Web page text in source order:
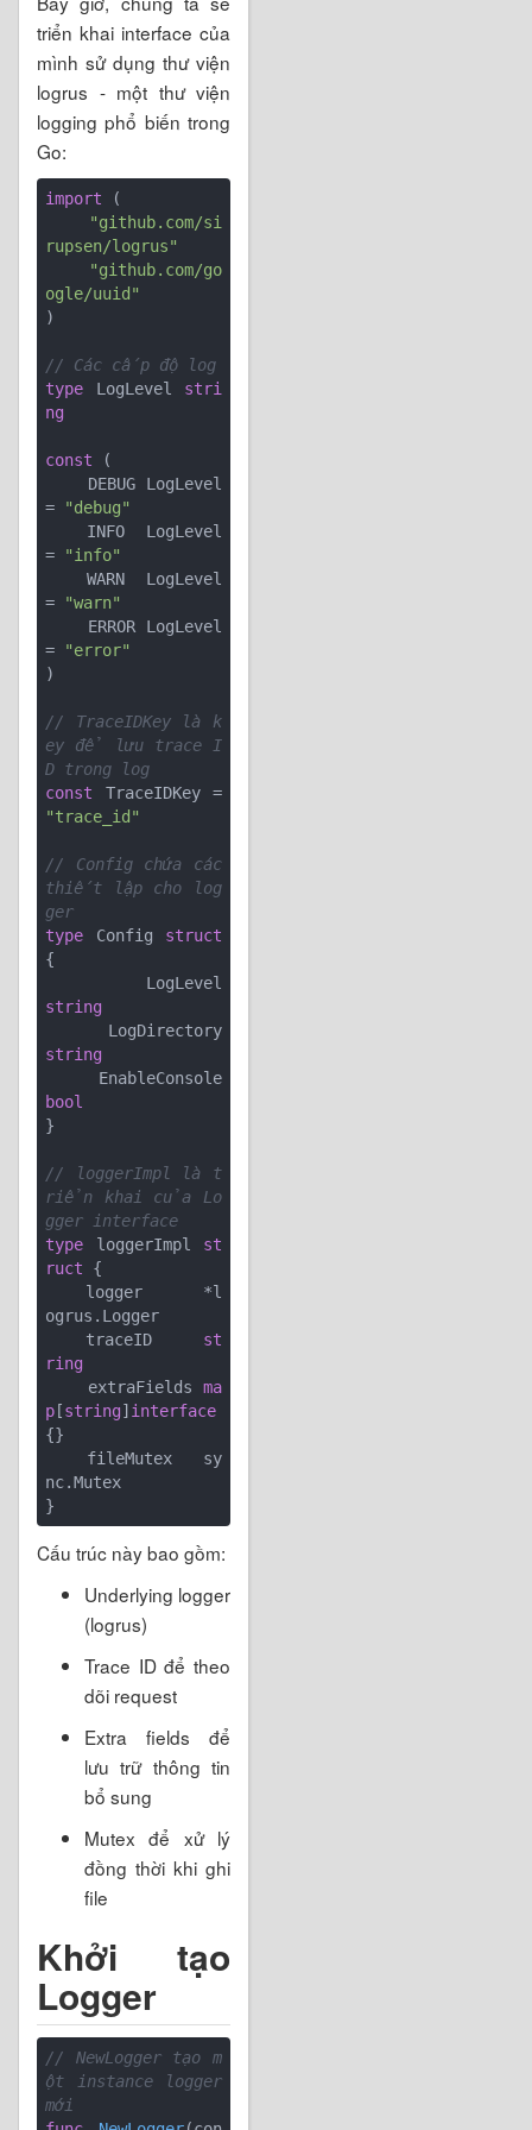
triển khai interface của
mình sử dụng thư viện
logrus - một thư viện
logging phổ biến trong
Go:
import (
"github.com/si
rupsen/logrus"
"github.com/go
ogle/uuid"
)
// Các cấp độ log
type LogLevel stri
ng
const (
=
"debug"
=
"info"
    WARN  LogLevel
=
"warn"
=
"error"
)
// TraceIDKey là k
ey để lưu trace I
D trong log
const
TraceIDKey =
"trace_id"
// Config chứa các
thiết lập cho log
ger
type Config struct
{
string
    LogDirectory
string
    EnableConsole
bool
}
// loggerImpl là t
riển khai của Lo
gger interface
type loggerImpl st
ruct {
ogrus.Logger
    traceID
st
ring
    extraFields
ma
p [string] interface
{}
nc.Mutex
Cấu trúc này bao gồm:
Underlying logger
(logrus)
Trace ID để theo
dõi request
Extra fields để
lưu trữ thông tin
bổ sung
Mutex để xử lý
đồng thời khi ghi
file
Khởi tạo
Logger
// NewLogger tạo m
ột instance logger
mới